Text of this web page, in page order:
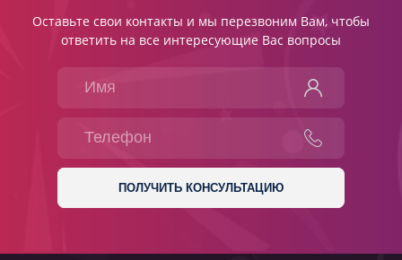
Оставьте свои контакты и мы перезвоним Вам, чтобы
ответить на все интересующие Вас вопросы